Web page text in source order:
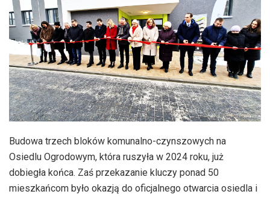
Budowa trzech bloków komunalno-czynszowych na
Osiedlu Ogrodowym, która ruszyła w 2024 roku, już
dobiegła końca. Zaś przekazanie kluczy ponad 50
mieszkańcom było okazją do oficjalnego otwarcia osiedla i